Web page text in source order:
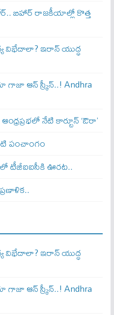
బిహార్ రాజకీయాల్లో కొత్త
విభేదాలా? ఇరాన్ యుద్ధ
గాజా ఆన్ స్క్రీన్‌..! Andhra
నేటి కార్టూన్ ‘ఔరా’
పంచాంగం
టీజీఐఐసీకి ఊరట..
విభేదాలా? ఇరాన్ యుద్ధ
గాజా ఆన్ స్క్రీన్‌..! Andhra